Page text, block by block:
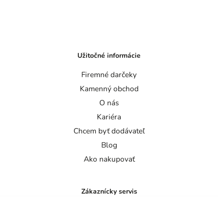
Užitočné informácie
Firemné darčeky
Kamenný obchod
O nás
Kariéra
Chcem byť dodávateľ
Blog
Ako nakupovať
Zákaznícky servis